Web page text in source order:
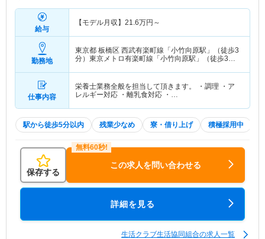
給与
【モデル月収】 21.6万円～
勤務地
東京都 板橋区 西武有楽町線「小竹向原駅」（徒歩3
分）東京メトロ有楽町線「小竹向原駅」（徒歩3
仕事内容
栄養士業務全般を担当して頂きます。 ・調理 ・ア
レルギー対応 ・離乳食対応 ・…
駅から徒歩5分以内 残業少なめ 寮・借り上げ 積極採用中
保存する
この求人を問い合わせる
詳細を見る
生活クラブ生活協同組合の求人一覧